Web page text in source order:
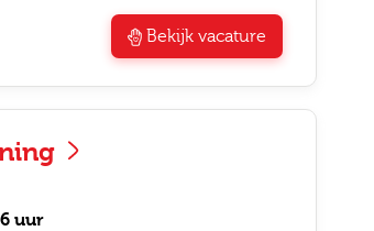
Bekijk vacature
uur